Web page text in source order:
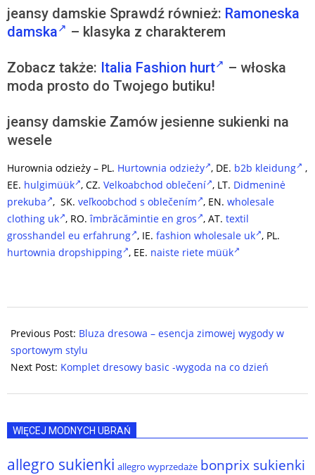
jeansy damskie Sprawdź również: Ramoneska
damska
– klasyka z charakterem
Zobacz także: Italia Fashion hurt
– włoska
moda prosto do Twojego butiku!
jeansy damskie Zamów jesienne sukienki na
wesele
Hurownia odzieży – PL. Hurtownia odzieży , DE. b2b kleidung
,
EE. hulgimüük , CZ. Velkoabchod oblečení , LT. Didmeninė
prekuba , SK. veľkoobchod s oblečením , EN. wholesale
clothing uk , RO.îmbrăcămintie en gros , AT. textil
grosshandel eu erfahrung , IE. fashion wholesale uk , PL.
hurtownia dropshipping , EE. naiste riete müük
12-
30
Previous Post: Bluza dresowa – esencja zimowej wygody w
sportowym stylu
Next Post: Komplet dresowy basic -wygoda na co dzień
WIĘCEJ MODNYCH UBRAŃ
allegro sukienki allegro wyprzedaże bonprix sukienki